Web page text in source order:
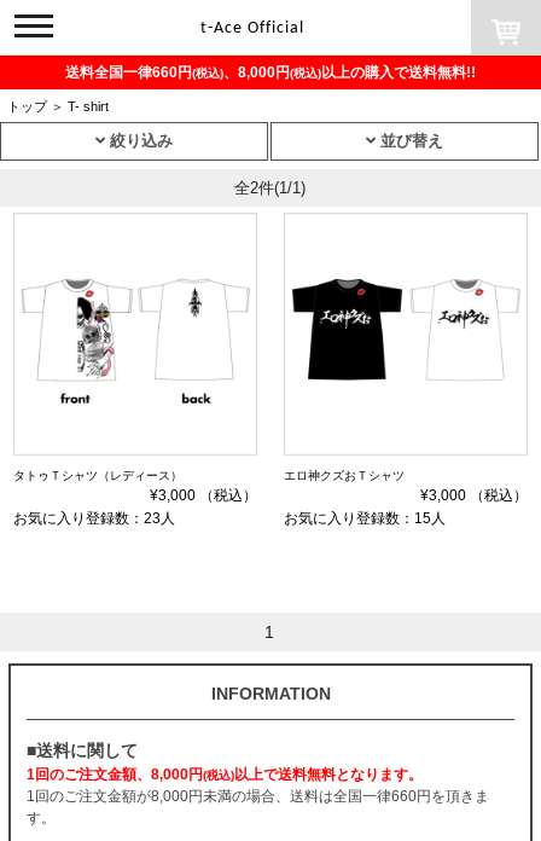
toggle
navigation
t-Ace Official
送料全国一律660円(税込)、8,000円(税込)以上の購入で送料無料!!
トップ ＞ T- shirt
絞り込み 並び替え
全2件(1/1)
タトゥＴシャツ（レディース）
¥3,000 （税込）
お気に入り登録数：23人
エロ神クズおＴシャツ
¥3,000 （税込）
お気に入り登録数：15人
1
INFORMATION
■送料に関して
1回のご注文金額、8,000円(税込)以上で送料無料となります。
1回のご注文金額が8,000円未満の場合、送料は全国一律660円を頂きま
す。